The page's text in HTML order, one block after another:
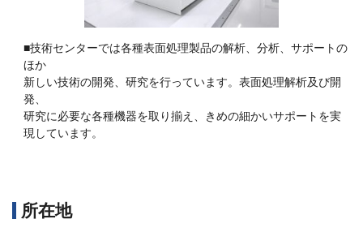
■技術センターでは各種表面処理製品の解析、分析、サポートの
ほか
新しい技術の開発、研究を行っています。表面処理解析及び開
発、
研究に必要な各種機器を取り揃え、きめの細かいサポートを実
現しています。
所在地